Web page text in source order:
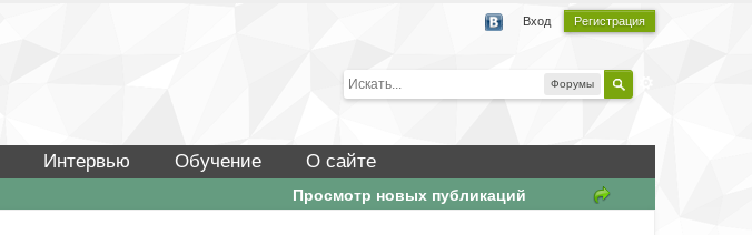
Вход Регистрация
Форумы
Интервью Обучение О сайте
Просмотр новых публикаций